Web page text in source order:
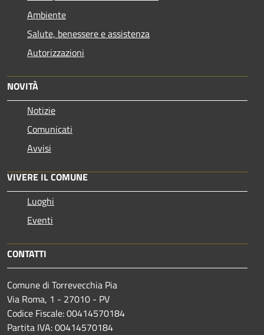
Ambiente
Salute, benessere e assistenza
Autorizzazioni
NOVITÀ
Notizie
Comunicati
Avvisi
VIVERE IL COMUNE
Luoghi
Eventi
CONTATTI
Comune di Torrevecchia Pia
Via Roma, 1 - 27010 - PV
Codice Fiscale: 00414570184
Partita IVA: 00414570184